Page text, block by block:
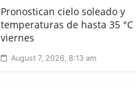
Pronostican cielo soleado y
temperaturas de hasta 35 °C
viernes
August 7, 2026, 8:13 am